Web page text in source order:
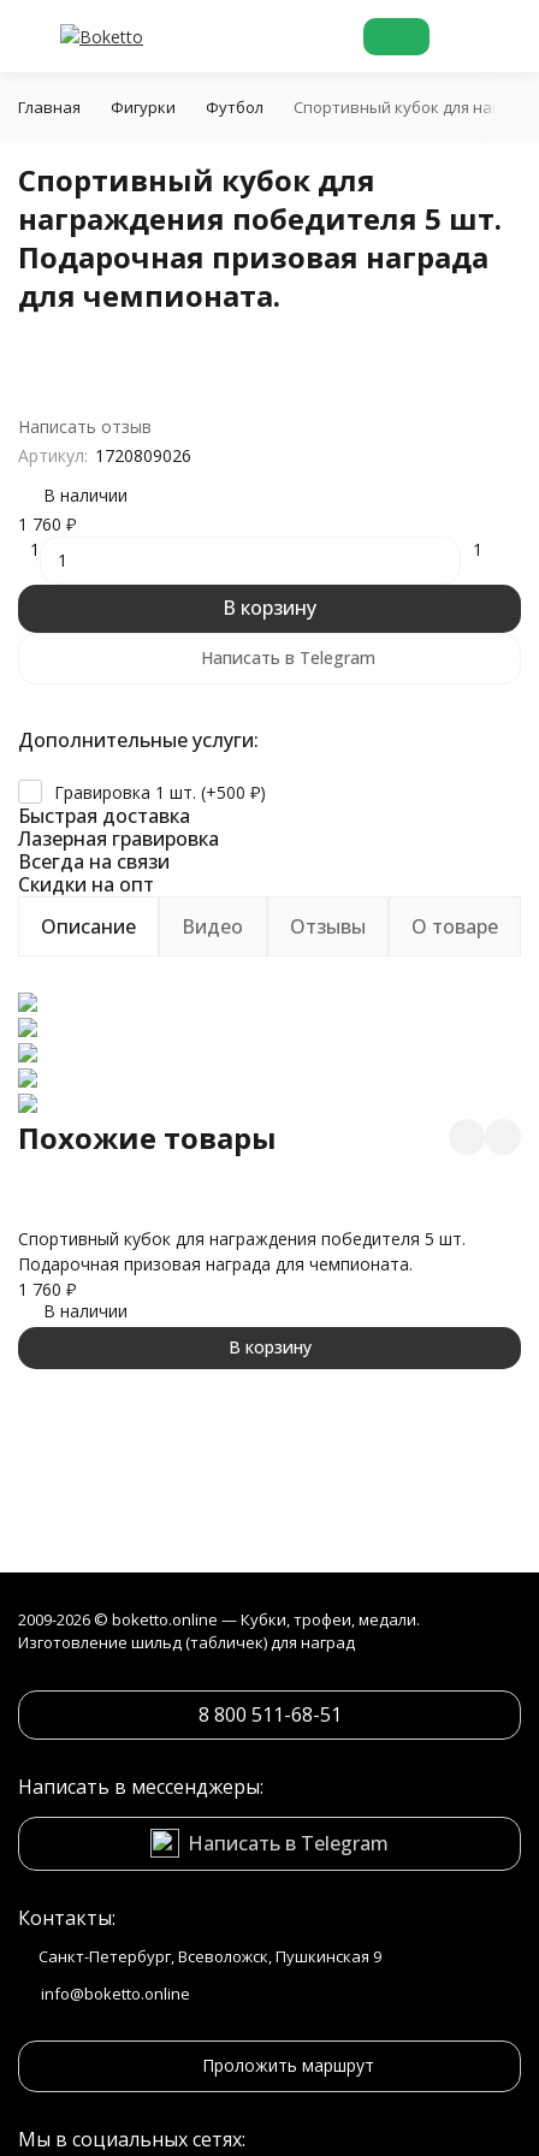
Главная Фигурки Футбол Спортивный кубок для
Спортивный кубок для
награждения победителя 5 шт.
Подарочная призовая награда
для чемпионата.
Написать отзыв
Артикул: 1720809026
В наличии
1 760 ₽
1
1
В корзину
Написать в Telegram
Дополнительные услуги:
Гравировка 1 шт. (+500 ₽)
Быстрая доставка
Лазерная гравировка
Всегда на связи
Скидки на опт
Описание
Видео Отзывы О товаре
Похожие товары
Спортивный кубок для награждения победителя 5 шт.
Подарочная призовая награда для чемпионата.
1 760 ₽
В наличии
В корзину
2009-2026 © boketto.online — Кубки, трофеи, медали.
Изготовление шильд (табличек) для наград
8 800 511-68-51
Написать в мессенджеры:
Написать в Telegram
Контакты:
Санкт-Петербург, Всеволожск, Пушкинская 9
info@boketto.online
Проложить маршрут
Мы в социальных сетях: